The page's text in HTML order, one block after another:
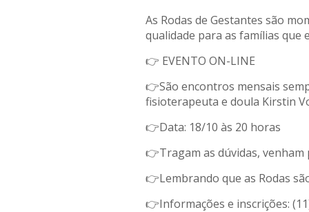
As Rodas de Gestantes são
qualidade para as famílias que
👉 EVENTO ON-LINE
👉São encontros mensais
fisioterapeuta e doula Kirstin
👉Data: 18/10 às 20 horas
👉Tragam as dúvidas,
👉Lembrando que as Rodas
👉Informações e inscrições: